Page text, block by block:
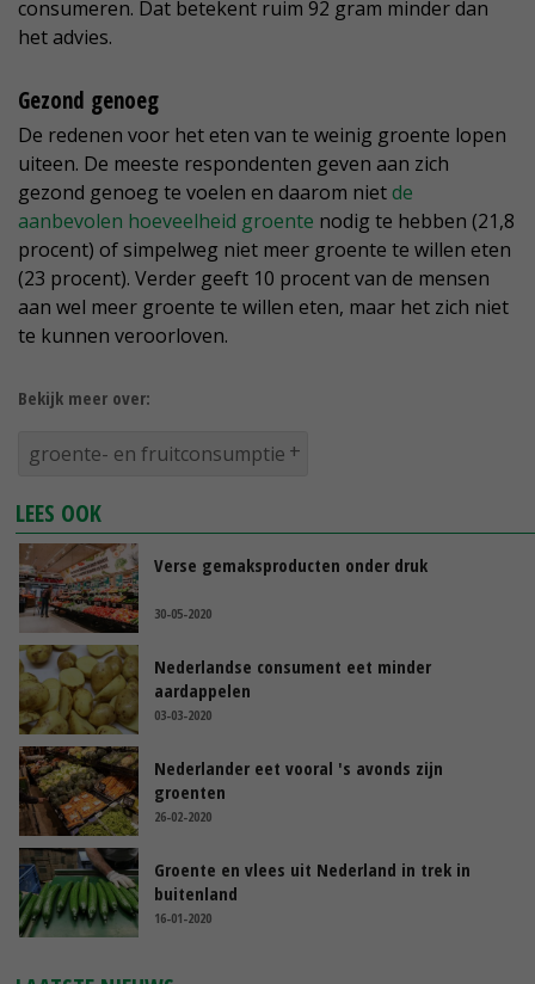
consumeren. Dat betekent ruim 92 gram minder dan
het advies.
Gezond genoeg
De redenen voor het eten van te weinig groente lopen
uiteen. De meeste respondenten geven aan zich
gezond genoeg te voelen en daarom nietde
aanbevolen hoeveelheid groente nodig te hebben (21,8
procent) of simpelweg niet meer groente te willen eten
(23 procent). Verder geeft 10 procent van de mensen
aan wel meer groente te willen eten, maar het zich niet
te kunnen veroorloven.
Bekijk meer over:
groente- en fruitconsumptie
LEES OOK
Verse gemaksproducten onder druk
30-05-2020
Nederlandse consument eet minder
aardappelen
03-03-2020
Nederlander eet vooral 's avonds zijn
groenten
26-02-2020
Groente en vlees uit Nederland in trek in
buitenland
16-01-2020